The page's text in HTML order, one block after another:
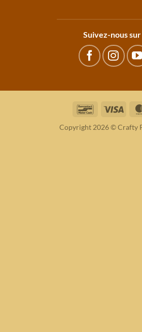
Suivez-nous sur
BancontactVisa
Copyright 2026 © Crafty